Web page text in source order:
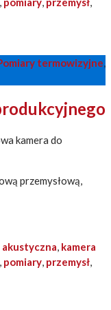
termowizyjne,
kamera do
przemysłową,
akustyczna kamera
pomiary przemysł